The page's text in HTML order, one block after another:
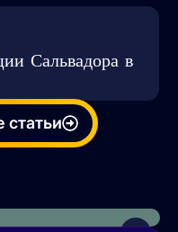
Сальвадора в
статьи